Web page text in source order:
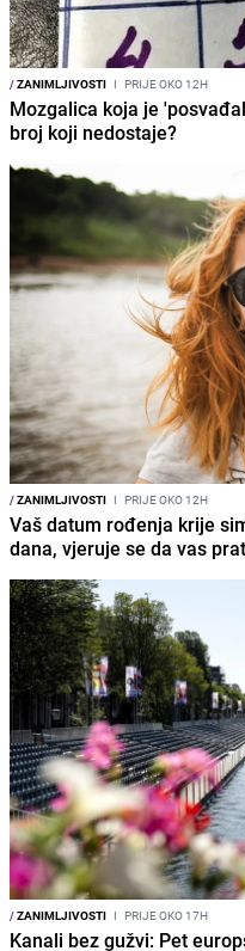
/ZANIMLJIVOSTI I PRIJE OKO 12H
Mozgalica koja je
broj koji nedostaje?
/ZANIMLJIVOSTI I PRIJE OKO 12H
Vaš datum rođenja krije
dana, vjeruje se da vas
/ZANIMLJIVOSTI I PRIJE OKO 17H
Kanali bez gužvi: Pet